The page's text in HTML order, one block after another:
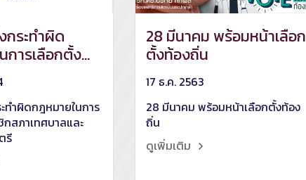
กระทำผิด
การเลือกตั้ง
ทศบาลและ
ตรี
ทำผิดกฎหมายในการ
สภาเทศบาลและ
รี
28 มีนาคม พร้อมหน้าเลือก
ตั้งท้องถิ่น
17 ธ.ค. 2563
28 มีนาคม พร้อมหน้าเลือกตั้งท้อง
ถิ่น
ดูเพิ่มเติม